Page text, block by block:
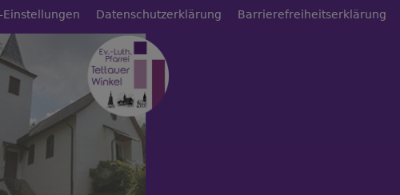
Einstellungen Datenschutzerklärung Barrierefreiheitserklärung